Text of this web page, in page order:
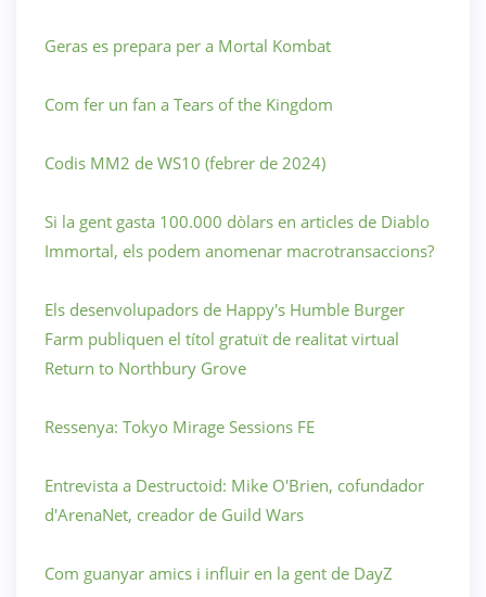
Geras es prepara per a Mortal Kombat
Com fer un fan a Tears of the Kingdom
Codis MM2 de WS10 (febrer de 2024)
Si la gent gasta 100.000 dòlars en articles de Diablo
Immortal, els podem anomenar macrotransaccions?
Els desenvolupadors de Happy's Humble Burger
Farm publiquen el títol gratuït de realitat virtual
Return to Northbury Grove
Ressenya: Tokyo Mirage Sessions FE
Entrevista a Destructoid: Mike O'Brien, cofundador
d'ArenaNet, creador de Guild Wars
Com guanyar amics i influir en la gent de DayZ